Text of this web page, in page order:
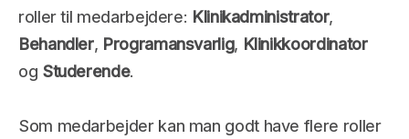
roller til medarbejdere: Klinikadministrator
Behandler, Programansvarlig, Klinikkoordinator
og Studerende.
Som medarbejder kan man godt have flere roller